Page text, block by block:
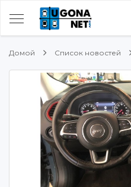
Домой Список новостей